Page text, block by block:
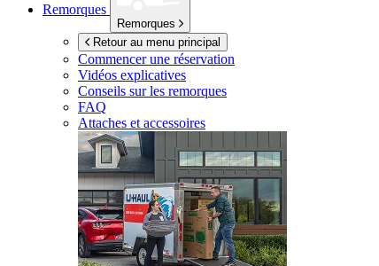
Remorques
Remorques
Retour au menu principal
Commencer une réservation
Vidéos explicatives
Conseils sur les remorques
FAQ
Attaches et accessoires